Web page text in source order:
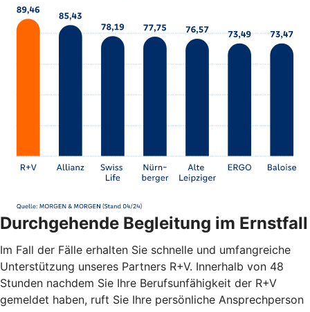
Durchgehende Begleitung im Ernstfall
Im Fall der Fälle erhalten Sie schnelle und umfangreiche
Unterstützung unseres Partners R+V. Innerhalb von 48
Stunden nachdem Sie Ihre Berufsunfähigkeit der R+V
gemeldet haben, ruft Sie Ihre persönliche Ansprechperson